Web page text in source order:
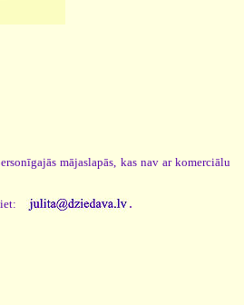
mājaslapās, kas nav ar komerciālu
.